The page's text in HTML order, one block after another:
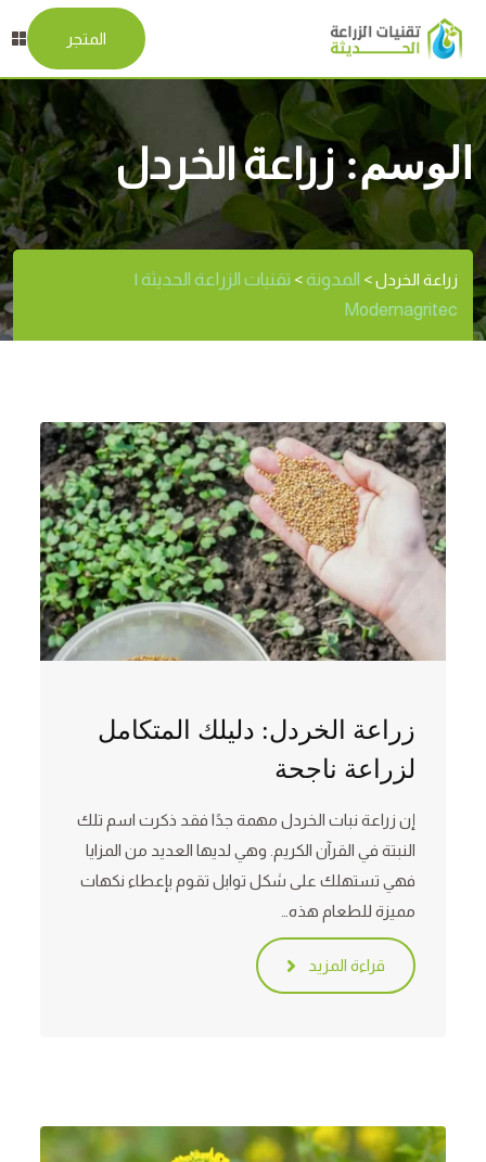
المتجر
الوسم:زراعة الخردل
زراعة الخردل> المدونة> تقنيات الزراعة الحديثة |
Modernagritec
زراعة الخردل: دليلك المتكامل
لزراعة ناجحة
إن زراعة نبات الخردل مهمة جدًا فقد ذكرت اسم تلك
النبتة في القرآن الكريم. وهي لديها العديد من المزايا
فهي تستهلك على شكل توابل تقوم بإعطاء نكهات
مميزة للطعام هذه…
قراءة المزيد